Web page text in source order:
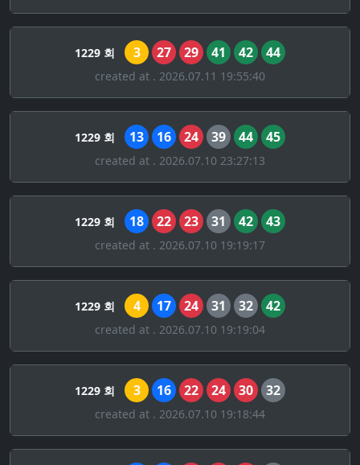
1229 회 3 27 29 41 42 44
created at . 2026.07.11 19:55:40
1229 회 13 16 24 39 44 45
created at . 2026.07.10 23:27:13
1229 회 18 22 23 31 42 43
created at . 2026.07.10 19:19:17
1229 회 4 17 24 31 32 42
created at . 2026.07.10 19:19:04
1229 회 3 16 22 24 30 32
created at . 2026.07.10 19:18:44